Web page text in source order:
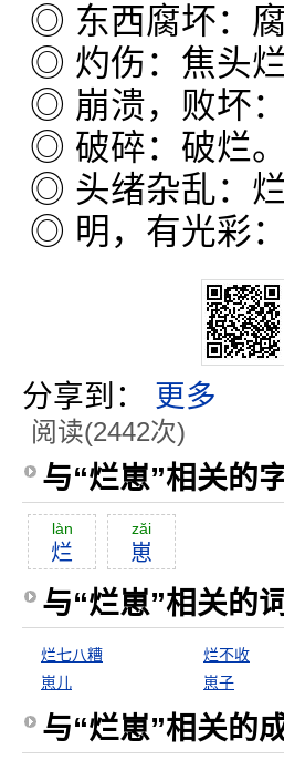
◎ 东西腐坏：腐
◎ 灼伤：焦头烂
◎ 崩溃，败坏
◎ 破碎：破烂。
◎ 头绪杂乱：烂
◎ 明，有光彩
分享到： 更多
阅读(2442次)
与“烂崽”相关的
làn
烂
zăi
崽
与“烂崽”相关的
烂七八糟 烂不收
崽儿
崽子
与“烂崽”相关的